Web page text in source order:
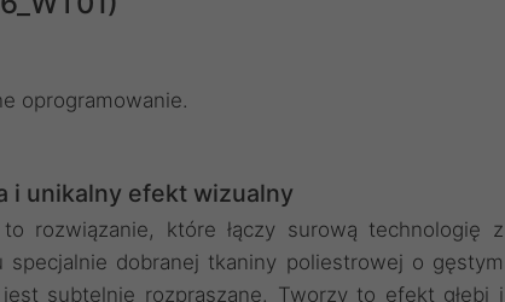
oprogramowanie.
i unikalny efekt wizualny
rozwiązanie, które łączy surową technologię z
dobranej tkaniny poliestrowej o gęstym
subtelnie rozpraszane. Tworzy to efekt głębi i